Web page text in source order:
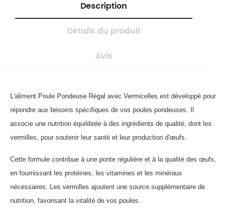
Description
Détails du produit
Avis
L'aliment Poule Pondeuse Régal avec Vermicelles est développé pour
répondre aux besoins spécifiques de vos poules pondeuses. Il
associe une nutrition équilibrée à des ingrédients de qualité, dont les
vermilles, pour soutenir leur santé et leur production d'œufs.
Cette formule contribue à une ponte régulière et à la qualité des œufs,
en fournissant les protéines, les vitamines et les minéraux
nécessaires. Les vermilles ajoutent une source supplémentaire de
nutrition, favorisant la vitalité de vos poules.